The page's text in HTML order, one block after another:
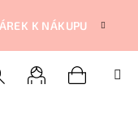
K NÁKUPU